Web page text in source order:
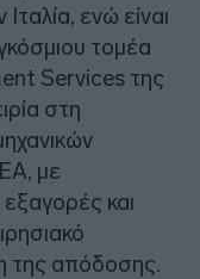
ενώ είναι
τομέα
Services της
στη
με
εξαγορές και
της απόδοσης.